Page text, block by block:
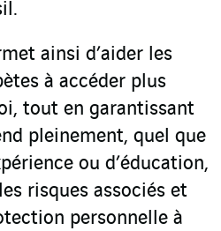
ainsi d’aider les
à accéder plus
tout en garantissant
pleinement, quel que
ou d’éducation,
risques associés et
personnelle à